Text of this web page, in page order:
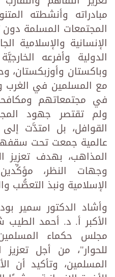
مبادراته وأنشطته
المجتمعات المسلمة دون
الإنسانية والإسلامية
الدولية وأفرعه
وباكستان وأوزبكستان،
مع المسلمين في الغرب
في مجتمعاتهم
ولم تقتصر جهود
القوافل، بل امتدَّت
عالمية جمعت تحت
المذاهب، بهدف تعزيز
وجهات النظر،
الإسلامية ونبذ التعصُّب
وأشاد الدكتور سمير
الأكبر أ. د. أحمد
مجلس حكماء
للحوار"، من أجل
المسلمين، وتأكيد أن